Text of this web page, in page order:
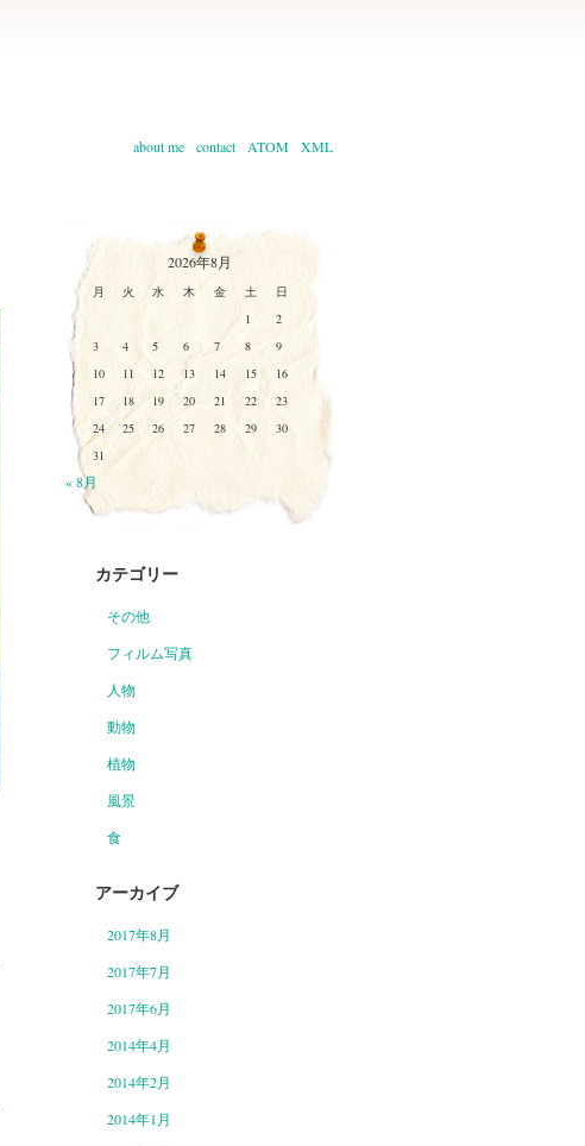
about me contact ATOM XML
2026年8月
月 火 水 木 金 土
日
1
2
3
4 5 6 7 8
9
10
11 12 13 14 15
16
17
18 19 20 21 22
23
24
25 26 27 28 29
30
31
« 8月
カテゴリー
その他
フィルム写真
人物
動物
植物
風景
食
アーカイブ
2017年8月
2017年7月
2017年6月
2014年4月
2014年2月
2014年1月